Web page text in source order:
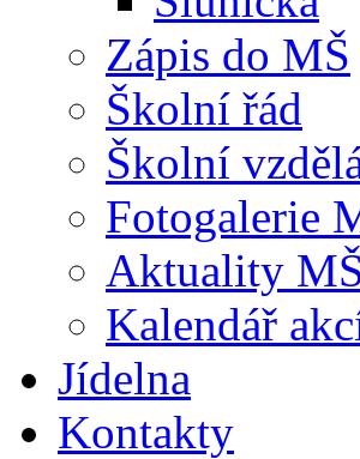
Zápis do MŠ
Školní řád
Školní
Fotogalerie
Aktuality
Kalendář
Jídelna
Kontakty